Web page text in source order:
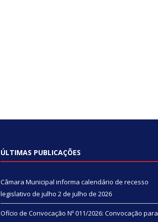
ÚLTIMAS PUBLICAÇÕES
Câmara Municipal informa calendário de recesso
legislativo de julho 2 de julho de 2026
Ofício de Convocação Nº 011/2026: Convocação para